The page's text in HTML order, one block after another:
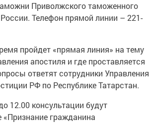
Приволжского таможенного
Телефон прямой линии – 221-
пройдет «прямая линия» на тему
апостиля и где проставляется
ответят сотрудники Управления
РФ по Республике Татарстан.
12.00 консультации будут
гражданина